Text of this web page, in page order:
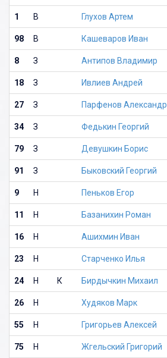
1 В Глухов Артем
98 В Кашеваров Иван
8 З Антипов Владимир
18 З Ивлиев Андрей
27 З Парфенов Александр
34 З Федькин Георгий
79 З Девушкин Борис
91 З Быковский Георгий
9 Н Пеньков Егор
11 Н Базанихин Роман
16 Н Ашихмин Иван
23 Н Старченко Илья
24 Н К Бирдычкин Михаил
26 Н Худяков Марк
55 Н Григорьев Алексей
75 Н Жгельский Григорий